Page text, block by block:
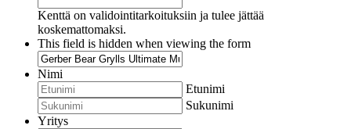
Kenttä on validointitarkoituksiin ja tulee jättää
koskemattomaksi.
This field is hidden when viewing the form
Nimi
Etunimi
Sukunimi
Yritys